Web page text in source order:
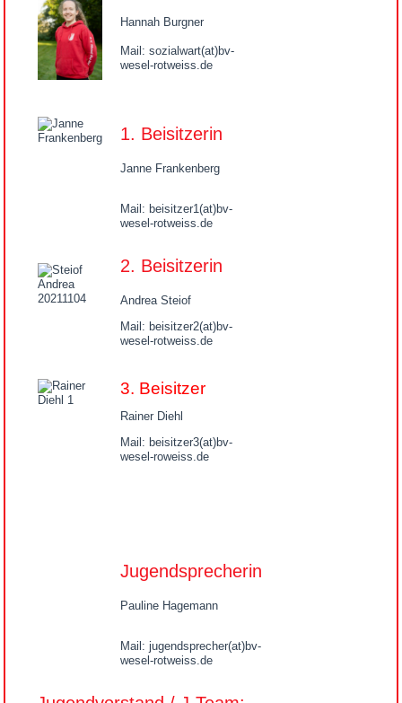
Hannah Burgner
Mail: sozialwart(at)bv-
wesel-rotweiss.de
1. Beisitzerin
Janne Frankenberg
Mail: beisitzer1(at)bv-
wesel-rotweiss.de
2. Beisitzerin
Andrea Steiof
Mail: beisitzer2(at)bv-
wesel-rotweiss.de
3. Beisitzer
Rainer Diehl
Mail: beisitzer3(at)bv-
wesel-roweiss.de
Jugendsprecherin
Pauline Hagemann
Mail: jugendsprecher(at)bv-
wesel-rotweiss.de